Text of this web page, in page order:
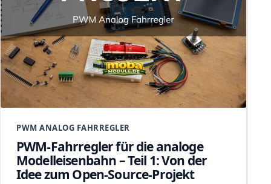
PWM ANALOG FAHRREGLER
PWM-Fahrregler für die analoge
Modelleisenbahn – Teil 1: Von der
Idee zum Open-Source-Projekt